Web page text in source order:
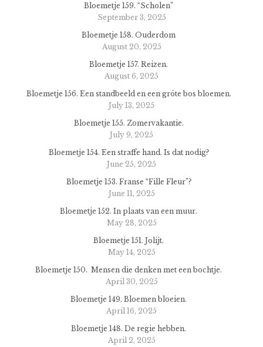
Bloemetje 159. “Scholen”
September 3, 2025
Bloemetje 158. Ouderdom
August 20, 2025
Bloemetje 157. Reizen.
August 6, 2025
Bloemetje 156. Een standbeeld en een gróte bos bloemen.
July 13, 2025
Bloemetje 155. Zomervakantie.
July 9, 2025
Bloemetje 154. Een straffe hand. Is dat nodig?
June 25, 2025
Bloemetje 153. Franse “Fille Fleur”?
June 11, 2025
Bloemetje 152. In plaats van een muur.
May 28, 2025
Bloemetje 151. Jolijt.
May 14, 2025
Bloemetje 150. Mensen die denken met een bochtje.
April 30, 2025
Bloemetje 149. Bloemen bloeien.
April 16, 2025
Bloemetje 148. De regie hebben.
April 2, 2025